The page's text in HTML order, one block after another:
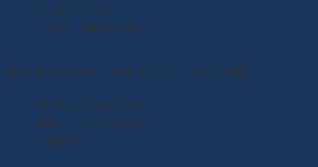
6：00〜13：00
せり市 日曜 10：00〜
ゆりあげキッチン＆ギャラリーメイプル館
月〜土 10：00-16：00
日祝 6：00〜13：00
木曜定休